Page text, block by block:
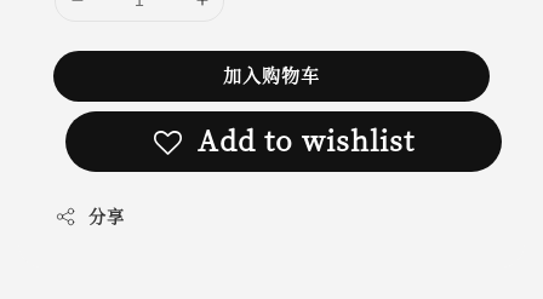
加入购物车
Add to wishlist
分享